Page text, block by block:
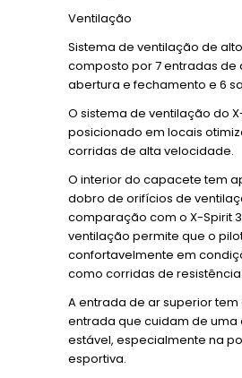
Ventilação
Sistema de ventilação de
composto por 7 entradas de
abertura e fechamento e 6
O sistema de ventilação do
posicionado em locais
corridas de alta velocidade.
O interior do capacete tem
dobro de orifícios de
comparação com o X-Spirit
ventilação permite que o
confortavelmente em
como corridas de resistência.
A entrada de ar superior
entrada que cuidam de uma
estável, especialmente na
esportiva.